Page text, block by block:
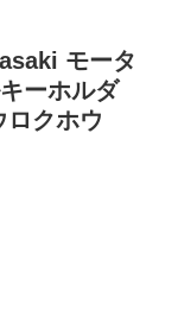
モータ
ーホルダ
クホウ